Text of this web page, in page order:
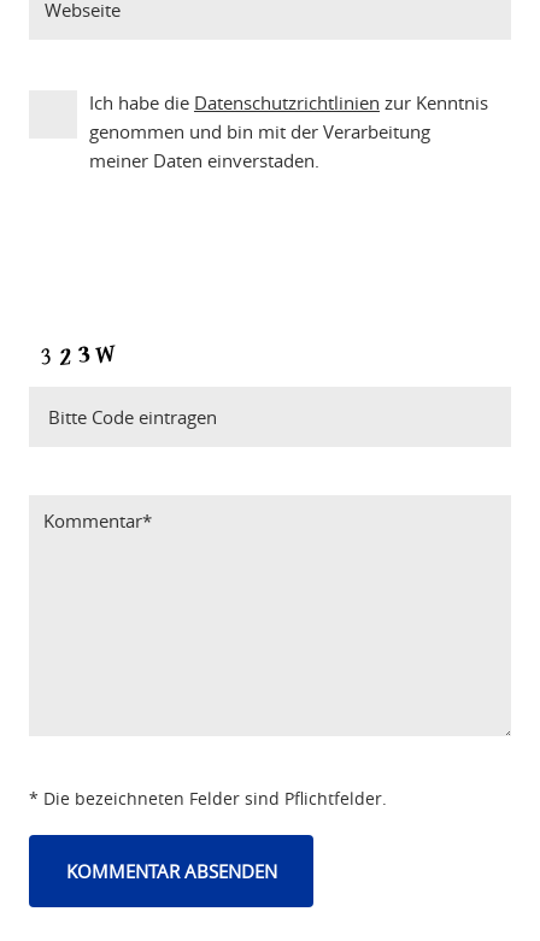
Ich habe die Datenschutzrichtlinien zur Kenntnis
genommen und bin mit der Verarbeitung
meiner Daten einverstaden.
* Die bezeichneten Felder sind Pflichtfelder.